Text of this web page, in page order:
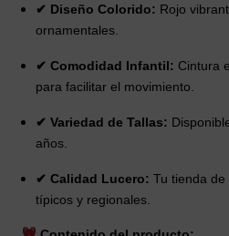
✔ Diseño Colorido: Rojo
ornamentales.
✔ Comodidad Infantil: Cintura
para facilitar el movimiento.
✔ Variedad de Tallas:
años.
✔ Calidad Lucero: Tu tienda
típicos y regionales.